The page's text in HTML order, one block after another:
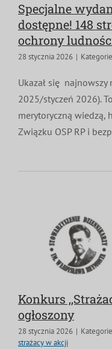
Specjalne
dostępne! 148
ochrony
28 stycznia 2026 |
Ukazał się najnowszy
2025/styczeń 2026).
merytoryczną wiedzą,
Związku OSP RP i
Konkurs
ogłoszony
28 stycznia 2026 |
strażacy w akcji